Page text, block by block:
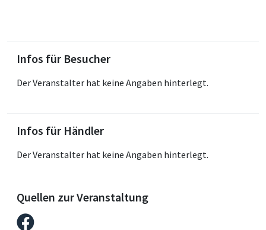
Infos für Besucher
Der Veranstalter hat keine Angaben hinterlegt.
Infos für Händler
Der Veranstalter hat keine Angaben hinterlegt.
Quellen zur Veranstaltung